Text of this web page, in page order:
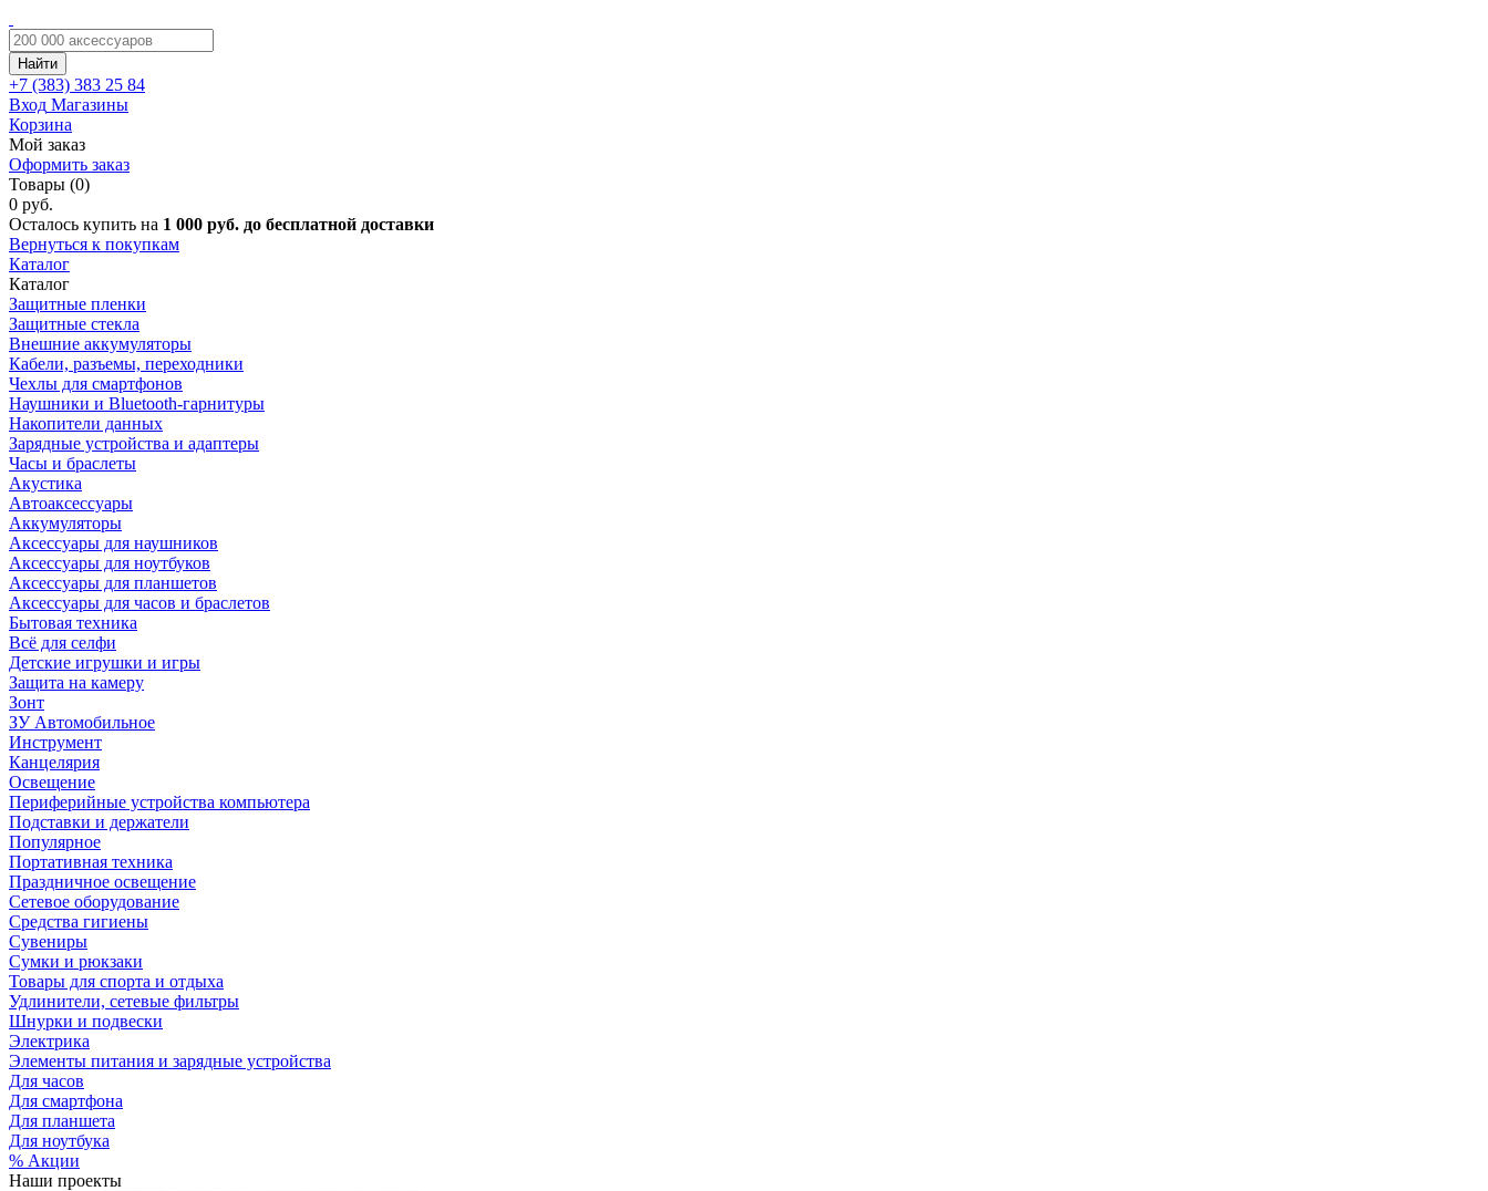
Найти
+7 (383) 383 25 84
Вход Магазины
Корзина
Мой заказ
Оформить заказ
Товары (0)
0 руб.
Осталось купить на 1 000 руб. до бесплатной доставки
Вернуться к покупкам
Каталог
Каталог
Защитные пленки
Защитные стекла
Внешние аккумуляторы
Кабели, разъемы, переходники
Чехлы для смартфонов
Наушники и Bluetooth-гарнитуры
Накопители данных
Зарядные устройства и адаптеры
Часы и браслеты
Акустика
Автоаксессуары
Аккумуляторы
Аксессуары для наушников
Аксессуары для ноутбуков
Аксессуары для планшетов
Аксессуары для часов и браслетов
Бытовая техника
Всё для селфи
Детские игрушки и игры
Защита на камеру
Зонт
ЗУ Автомобильное
Инструмент
Канцелярия
Освещение
Периферийные устройства компьютера
Подставки и держатели
Популярное
Портативная техника
Праздничное освещение
Сетевое оборудование
Средства гигиены
Сувениры
Сумки и рюкзаки
Товары для спорта и отдыха
Удлинители, сетевые фильтры
Шнурки и подвески
Электрика
Элементы питания и зарядные устройства
Для часов
Для смартфона
Для планшета
Для ноутбука
% Акции
Наши проекты